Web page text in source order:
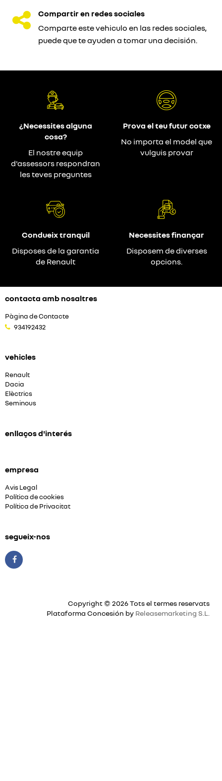
Compartir en redes sociales
Comparte este vehiculo en las redes sociales,
puede que te ayuden a tomar una decisión.
¿Necessites alguna
cosa?
El nostre equip
d'assessors respondran
les teves preguntes
Prova el teu futur cotxe
No importa el model que
vulguis provar
Condueix tranquil
Disposes de la garantia
de Renault
Necessites finançar
Disposem de diverses
opcions.
contacta amb nosaltres
Pàgina de Contacte
934192432
vehicles
Renault
Dacia
Elèctrics
Seminous
enllaços d'interés
empresa
Avis Legal
Política de cookies
Política de Privacitat
segueix-nos
Copyright © 2026 Tots el termes reservats
Plataforma Concesión by Releasemarketing S.L.